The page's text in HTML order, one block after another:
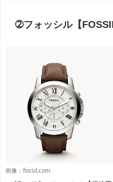
➁フォッシル【
画像：fossil.com